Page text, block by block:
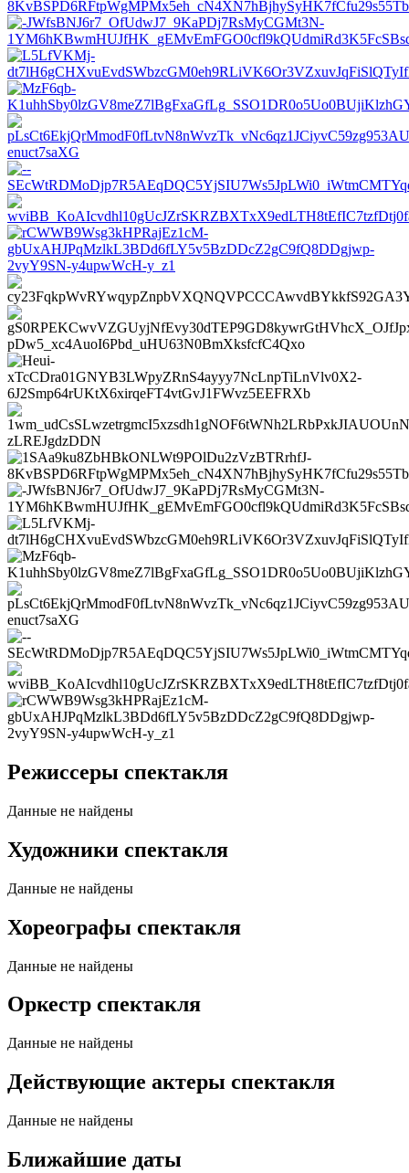
Режиссеры спектакля
Данные не найдены
Художники спектакля
Данные не найдены
Хореографы спектакля
Данные не найдены
Оркестр спектакля
Данные не найдены
Действующие актеры спектакля
Данные не найдены
Ближайшие даты